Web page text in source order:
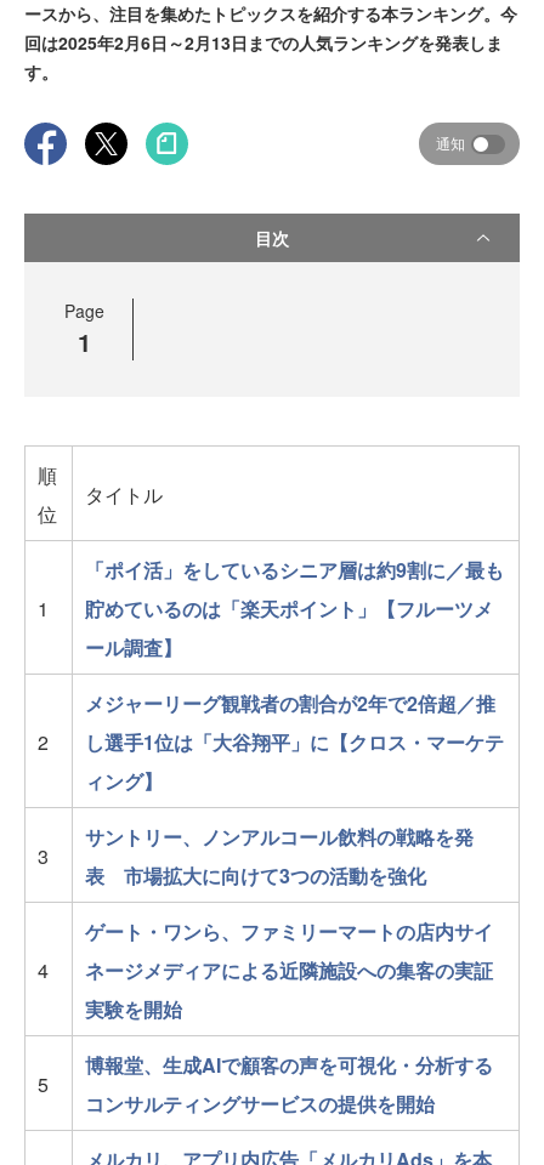
ースから、注目を集めたトピックスを紹介する本ランキング。今
回は2025年2月6日～2月13日までの人気ランキングを発表しま
す。
通知
目次
Page
1
順
位
タイトル
1
「ポイ活」をしているシニア層は約9割に／最も
貯めているのは「楽天ポイント」【フルーツメ
ール調査】
2
メジャーリーグ観戦者の割合が2年で2倍超／推
し選手1位は「大谷翔平」に【クロス・マーケテ
ィング】
3
サントリー、ノンアルコール飲料の戦略を発
表 市場拡大に向けて3つの活動を強化
4
ゲート・ワンら、ファミリーマートの店内サイ
ネージメディアによる近隣施設への集客の実証
実験を開始
5
博報堂、生成AIで顧客の声を可視化・分析する
コンサルティングサービスの提供を開始